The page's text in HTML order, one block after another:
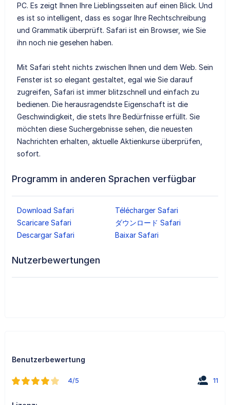
PC. Es zeigt Ihnen Ihre Lieblingsseiten auf einen Blick. Und
es ist so intelligent, dass es sogar Ihre Rechtschreibung
und Grammatik überprüft. Safari ist ein Browser, wie Sie
ihn noch nie gesehen haben.
Mit Safari steht nichts zwischen Ihnen und dem Web. Sein
Fenster ist so elegant gestaltet, egal wie Sie darauf
zugreifen, Safari ist immer blitzschnell und einfach zu
bedienen. Die herausragendste Eigenschaft ist die
Geschwindigkeit, die stets Ihre Bedürfnisse erfüllt. Sie
möchten diese Suchergebnisse sehen, die neuesten
Nachrichten erhalten, aktuelle Aktienkurse überprüfen,
sofort.
Programm in anderen Sprachen verfügbar
Download Safari
Télécharger Safari
Scaricare Safari
ダウンロード Safari
Descargar Safari
Baixar Safari
Nutzerbewertungen
Benutzerbewertung
4/5 11